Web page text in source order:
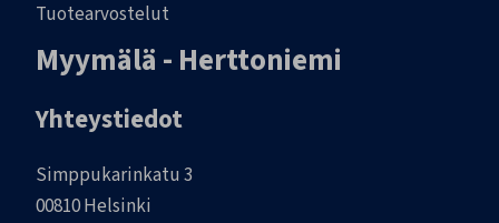
Tuotearvostelut
Myymälä - Herttoniemi
Yhteystiedot
Simppukarinkatu 3
00810 Helsinki